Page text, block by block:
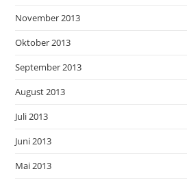
November 2013
Oktober 2013
September 2013
August 2013
Juli 2013
Juni 2013
Mai 2013